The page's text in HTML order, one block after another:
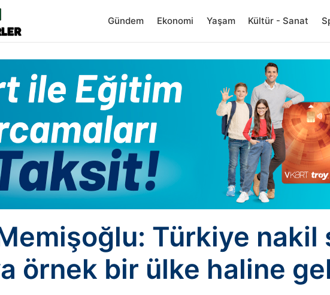
Gündem Ekonomi Yaşam Kültür - Sanat
Türkiye nakil
örnek bir ülke haline